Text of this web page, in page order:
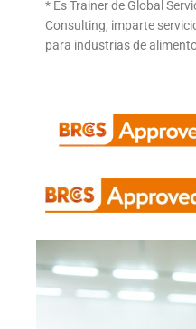
* Es Trainer de Global
Consulting, imparte
para industrias de